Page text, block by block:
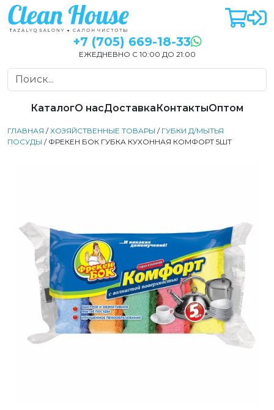
+7 (705) 669-18-33
ЕЖЕДНЕВНО С 10:00 ДО 21:00
КаталогО насДоставкаКонтактыОптом
ГЛАВНАЯ /ХОЗЯЙСТВЕННЫЕ ТОВАРЫ / ГУБКИ Д/МЫТЬЯ
ПОСУДЫ / ФРЕКЕН БОК ГУБКА КУХОННАЯ КОМФОРТ 5ШТ